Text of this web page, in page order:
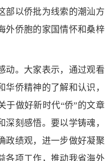
部以侨批为线索的潮汕方
外侨胞的家国情怀和桑梓
动。大家表示，通过观看
侨精神的了解和认识，
于做好新时代“侨”的文章
刻感悟。要以学铸魂，
政绩观，进一步做好凝聚
各项工作，推动我省海外